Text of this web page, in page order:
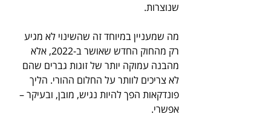
שנוצרות.
מה שמעניין במיוחד זה שהשינוי לא מגיע
רק מהחוק החדש שאושר ב-2022, אלא
מהבנה עמוקה יותר של זוגות גברים שהם
לא צריכים לוותר על החלום ההורי. הליך
פונדקאות הפך להיות נגיש, מובן, ובעיקר –
אפשרי.